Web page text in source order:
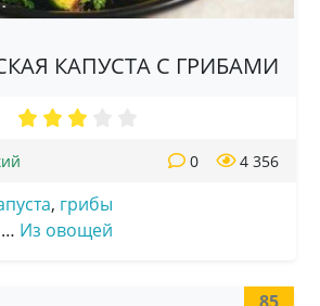
КАПУСТА С ГРИБАМИ
4 356
0
, грибы
… Из овощей